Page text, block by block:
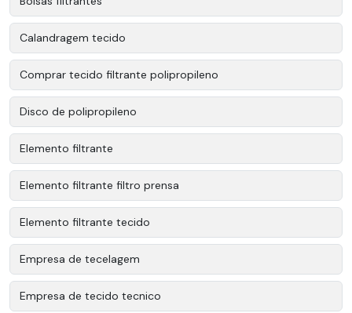
Calandragem tecido
Comprar tecido filtrante polipropileno
Disco de polipropileno
Elemento filtrante
Elemento filtrante filtro prensa
Elemento filtrante tecido
Empresa de tecelagem
Empresa de tecido tecnico